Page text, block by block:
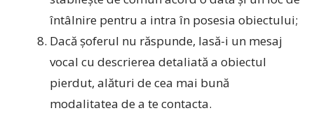
întâlnire pentru a intra în posesia obiectului;
Dacă șoferul nu răspunde, lasă-i un mesaj
vocal cu descrierea detaliată a obiectul
pierdut, alături de cea mai bună
modalitatea de a te contacta.